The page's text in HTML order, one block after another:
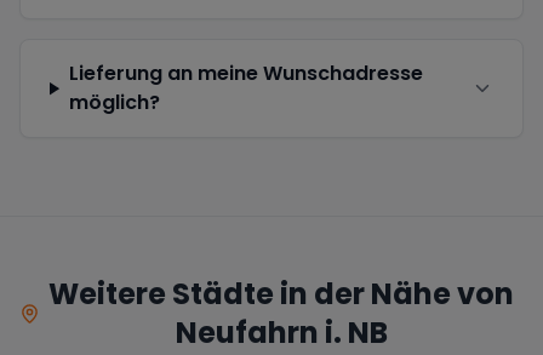
Lieferung an meine Wunschadresse
möglich?
Weitere Städte in der Nähe von
Neufahrn i. NB